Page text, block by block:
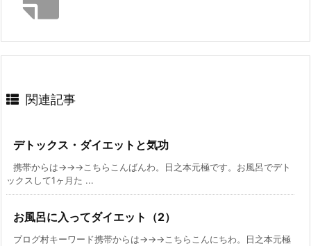
関連記事
デトックス・ダイエットと気功
携帯からは→→→こちらこんばんわ。日之本元極です。お風呂でデト
ックスして1ヶ月た ...
お風呂に入ってダイエット（2）
ブログ村キーワード携帯からは→→→こちらこんにちわ。日之本元極